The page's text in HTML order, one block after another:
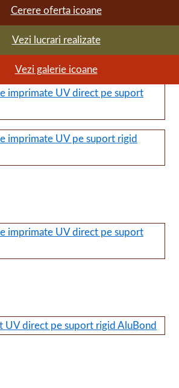
Cerere oferta icoane
Vezi lucrari realizate
Vezi galerie icoane